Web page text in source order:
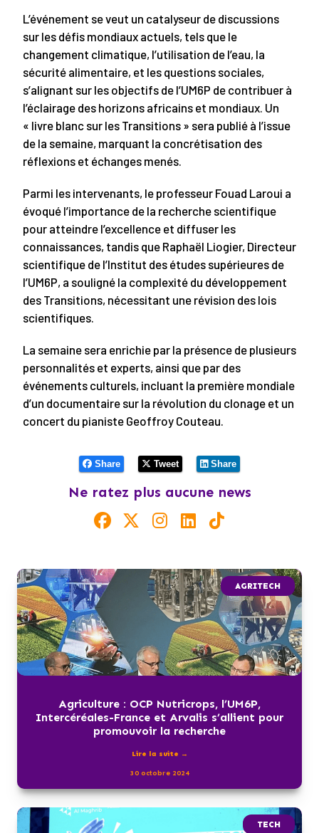
L’événement se veut un catalyseur de discussions
sur les défis mondiaux actuels, tels que le
changement climatique, l’utilisation de l’eau, la
sécurité alimentaire, et les questions sociales,
s’alignant sur les objectifs de l’UM6P de contribuer à
l’éclairage des horizons africains et mondiaux. Un
« livre blanc sur les Transitions » sera publié à l’issue
de la semaine, marquant la concrétisation des
réflexions et échanges menés.
Parmi les intervenants, le professeur Fouad Laroui a
évoqué l’importance de la recherche scientifique
pour atteindre l’excellence et diffuser les
connaissances, tandis que Raphaël Liogier, Directeur
scientifique de l’Institut des études supérieures de
l’UM6P, a souligné la complexité du développement
des Transitions, nécessitant une révision des lois
scientifiques.
La semaine sera enrichie par la présence de plusieurs
personnalités et experts, ainsi que par des
événements culturels, incluant la première mondiale
d’un documentaire sur la révolution du clonage et un
concert du pianiste Geoffroy Couteau.
Share Tweet Share
Ne ratez plus aucune news
AGRITECH
Agriculture : OCP Nutricrops, l’UM6P,
Intercéréales-France et Arvalis s’allient pour
promouvoir la recherche
Lire la suite →
30 octobre 2024
TECH